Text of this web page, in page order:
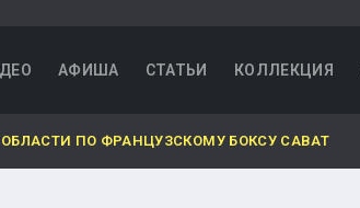
АФИША СТАТЬИ КОЛЛЕКЦИЯ
ПО ФРАНЦУЗСКОМУ БОКСУ САВАТ